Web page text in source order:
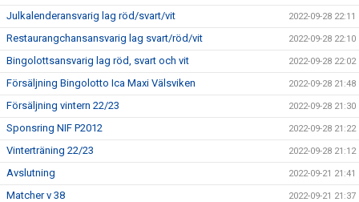
Julkalenderansvarig lag röd/svart/vit 2022-09-28 22:11
Restaurangchansansvarig lag svart/röd/vit 2022-09-28 22:10
Bingolottsansvarig lag röd, svart och vit 2022-09-28 22:02
Försäljning Bingolotto Ica Maxi Välsviken 2022-09-28 21:48
Försäljning vintern 22/23 2022-09-28 21:30
Sponsring NIF P2012 2022-09-28 21:22
Vinterträning 22/23 2022-09-28 21:12
Avslutning 2022-09-21 21:41
Matcher v 38 2022-09-21 21:37